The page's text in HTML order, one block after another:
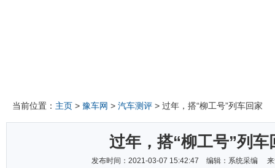
当前位置： 主页 > 豫车网 > 汽车测评 > 过年，搭“柳工号”列车回家
过年，搭“柳工号”列车
发布时间：2021-03-07 15:42:47 编辑：系统采编